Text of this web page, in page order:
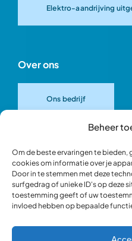
Beheer
Om de beste ervaringen te
cookies om informatie over je
Door in te stemmen met deze
surfgedrag of unieke ID's op deze
toestemming geeft of uw
invloed hebben op bepaalde
Elektro-aandrijving
Over ons
Ons bedrijf
Ons team